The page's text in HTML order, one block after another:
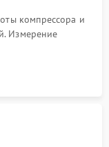
Подробнее →
компрессора и
Измерение
термостата и
дисплея.